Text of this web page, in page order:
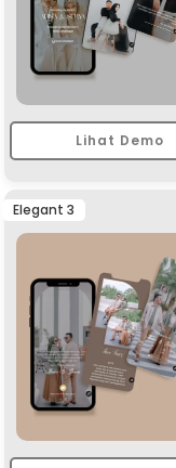
Lihat Demo
Elegant 3